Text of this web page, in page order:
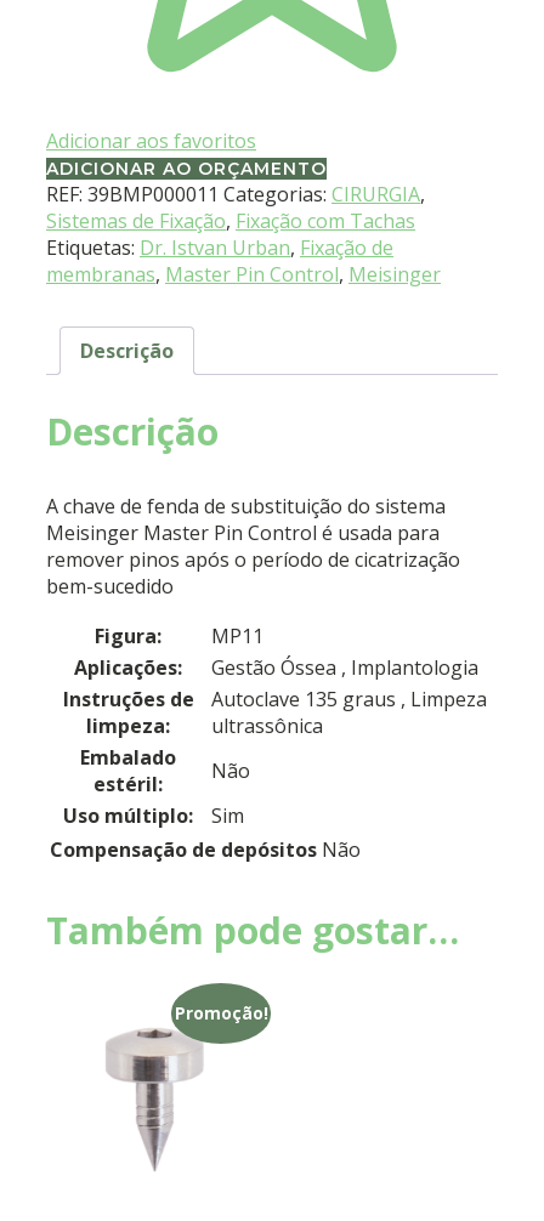
Adicionar aos favoritos
ADICIONAR AO ORÇAMENTO
REF: 39BMP000011 Categorias: CIRURGIA,
Sistemas de Fixação, Fixação com Tachas
Etiquetas: Dr. Istvan Urban, Fixação de
membranas, Master Pin Control, Meisinger
Descrição
Descrição
A chave de fenda de substituição do sistema
Meisinger Master Pin Control é usada para
remover pinos após o período de cicatrização
bem-sucedido
Figura:
MP11
Aplicações:
Gestão Óssea , Implantologia
Instruções de
limpeza:
Autoclave 135 graus , Limpeza
ultrassônica
Embalado
estéril:
Não
Uso múltiplo:
Sim
Compensação de depósitos Não
Também pode gostar…
Promoção!